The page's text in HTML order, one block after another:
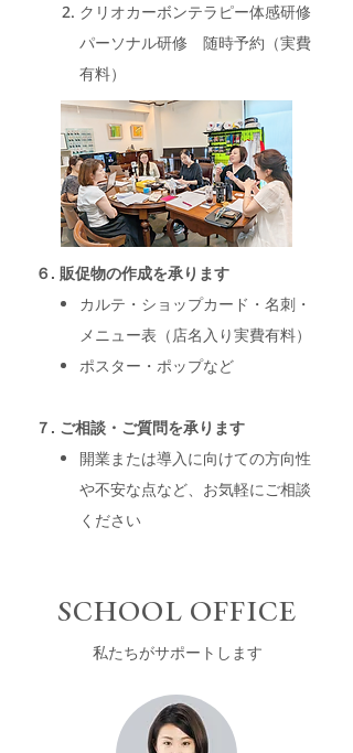
クリオカーボンテラピー体感研修
パーソナル研修 随時予約（実費
有料）
６. 販促物の作成を承ります
カルテ・ショップカード・名刺・
メニュー表（店名入り実費有料）
ポスター・ポップなど
７. ご相談・ご質問を承ります
開業または導入に向けての方向性
や不安な点など、お気軽にご相談
ください
SCHOOL OFFICE
私たちがサポートします